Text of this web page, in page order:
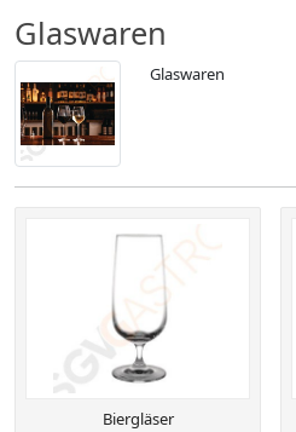
Glaswaren
Glaswaren
Biergläser